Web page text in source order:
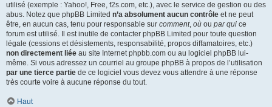
utilisé (exemple : Yahoo!, Free, f2s.com, etc.), avec le service de gestion ou des
abus. Notez que phpBB Limited n’a absolument aucun contrôle et ne peut
être, en aucun cas, tenu pour responsable sur comment, où ou par qui ce
forum est utilisé. Il est inutile de contacter phpBB Limited pour toute question
légale (cessions et désistements, responsabilité, propos diffamatoires, etc.)
non directement liée au site Internet phpbb.com ou au logiciel phpBB lui-
même. Si vous adressez un courriel au groupe phpBB à propos de l’utilisation
par une tierce partie de ce logiciel vous devez vous attendre à une réponse
très courte voire à aucune réponse du tout.
Haut